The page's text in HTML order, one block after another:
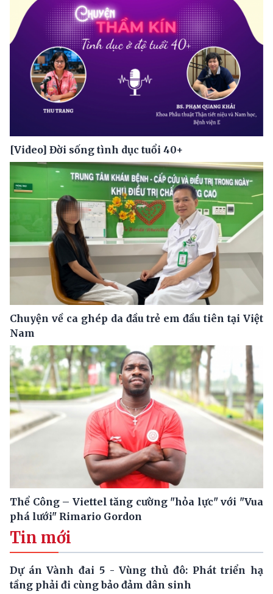
[Video] Đời sống tình dục tuổi 40+
Chuyện về ca ghép da đầu trẻ em đầu tiên tại Việt
Nam
Thể Công – Viettel tăng cường "hỏa lực" với "Vua
phá lưới" Rimario Gordon
Tin mới
Dự án Vành đai 5 - Vùng thủ đô: Phát triển hạ
tầng phải đi cùng bảo đảm dân sinh